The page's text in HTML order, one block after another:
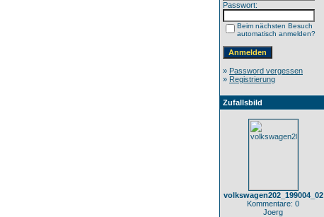
Passwort:
Beim nächsten Besuch
automatisch anmelden?
» Password vergessen
» Registrierung
Zufallsbild
volkswagen202_199004_02
Kommentare: 0
Joerg